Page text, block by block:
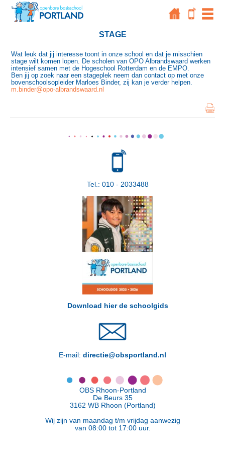
STAGE
Wat leuk dat jij interesse toont in onze school en dat je misschien
stage wilt komen lopen. De scholen van OPO Albrandswaard werken
intensief samen met de Hogeschool Rotterdam en de EMPO.
Ben jij op zoek naar een stageplek neem dan contact op met onze
bovenschoolsopleider Marloes Binder, zij kan je verder helpen.
m.binder@opo-albrandswaard.nl
Tel.: 010 - 2033488
Download hier de schoolgids
E-mail: directie@obsportland.nl
OBS Rhoon-Portland
De Beurs 35
3162 WB Rhoon (Portland)
Wij zijn van maandag t/m vrijdag aanwezig
van 08:00 tot 17:00 uur.